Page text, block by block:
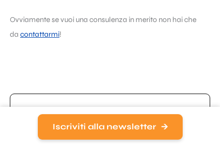
Ovviamente se vuoi una consulenza in merito non hai che
da contattarmi!
ROBERTO
SERRA
Iscriviti alla newsletter